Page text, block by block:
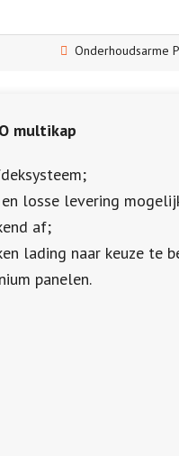
Onderhoudsarme
multikap
losse levering
af;
lading naar keuze te
panelen.